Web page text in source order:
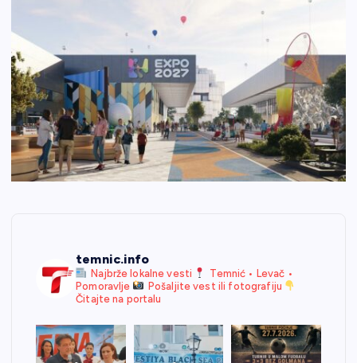
temnic.info
Najbrže lokalne vesti
Temnić • Levač •
Pomoravlje
Pošaljite vest ili fotografiju
Čitajte na portalu